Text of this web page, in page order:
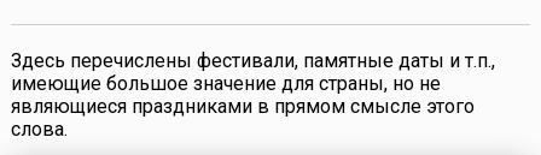
Здесь перечислены фестивали, памятные даты и т.п.,
имеющие большое значение для страны, но не
являющиеся праздниками в прямом смысле этого
слова.